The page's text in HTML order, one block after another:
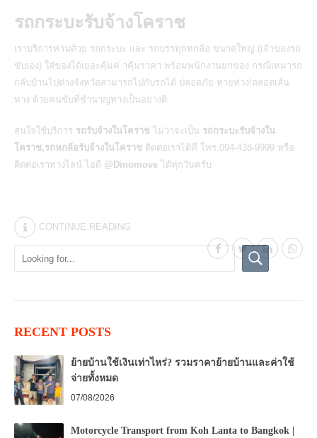
รถกระบะรับจ้างโคราช
เราบริการท่านด้วย รถกระบะ และ รถบรรทุกหกล้อ ขนาดใหญ่ (เจ้าของรถ
ขับเอง) ใส่ของได้เยอะคุ้มค่ าคุ้มราคา พร้อมพนักงานยกของ กรณีเหมารถ
กลับบ้านไปต่างจังหวัดสามารถไปกับรถได้ ปลอดภัย หายห่วง!ตลอดเส้น
ทาง ด้วยคนขับที่ชำนาญทางเป็นอย่างดี
สนใจใช้บริการ รถรับจ้างในโคราช ไม่ว่าจะเป็น รถกระบะรับจ้างใน
โคราช,รถหกล้อรับจ้างในโคราช ติดต่อเราได้ที่ โทร.094-438-9999 หรือ
ติดต่อเราทางไลน์ ไอดี @Dinomove ได้ทุกวันครับ
CONTINUE READING
RECENT POSTS
ย้ายบ้านใช้เงินเท่าไหร่? รวมราคาย้ายบ้านและค่าใช้
จ่ายทั้งหมด
07/08/2026
Motorcycle Transport from Koh Lanta to Bangkok |